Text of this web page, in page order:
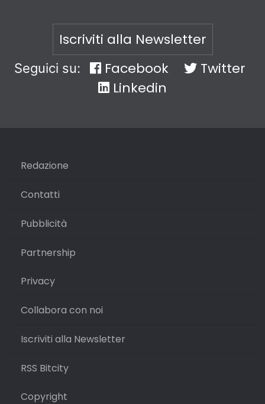
Iscriviti alla Newsletter
Seguici su: Facebook
Twitter
Linkedin
Redazione
Contatti
Pubblicità
Partnership
Privacy
Collabora con noi
Iscriviti alla Newsletter
RSS Bitcity
Copyright